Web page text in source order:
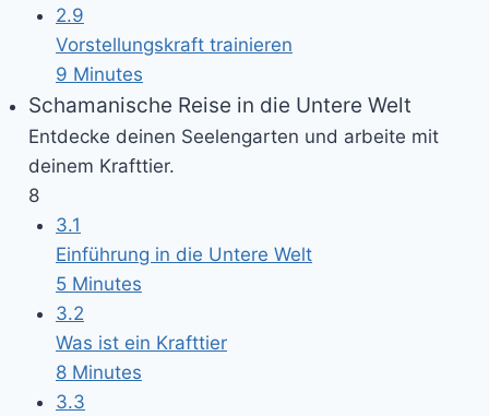
2.9
Vorstellungskraft trainieren
9 Minutes
Schamanische Reise in die Untere Welt
Entdecke deinen Seelengarten und arbeite mit
deinem Krafttier.
8
3.1
Einführung in die Untere Welt
5 Minutes
3.2
Was ist ein Krafttier
8 Minutes
3.3